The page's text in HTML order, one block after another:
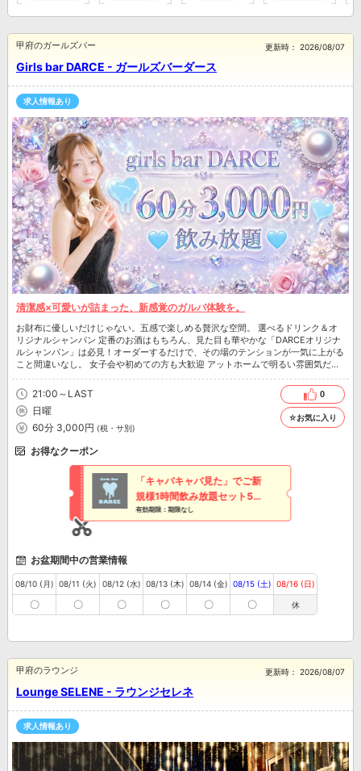
Girls bar DARCE - ガールズバーダース
甲府のガールズバー 更新時： 2026/08/07
求人情報あり
清潔感×可愛いが詰まった、新感覚のガルバ体験を。
お財布に優しいだけじゃない。五感で楽しめる贅沢な空間。 選べるドリンク＆オ
リジナルシャンパン 定番のお酒はもちろん、見た目も華やかな「DARCEオリジナ
ルシャンパン」は必見！オーダーするだけで、その場のテンションが一気に上がる
こと間違いなし。 女子会や初めての方も大歓迎 アットホームで明るい雰囲気だか
ら、女子同士の飲み会や、 ガールズバーデビューの方にも最適です。 コスパ最強
の60分 豊富なドリンクメニューが飲み放題で3,000円。 時間を忘れて楽しめるラ
インナップを取り揃えています。 日常をちょっと楽しくする、新しい夜の遊び場
を覗いてみませんか？
21:00～LAST
日曜
60分 3,000円 (税・サ別)
0
☆お気に入り
お得なクーポン
「キャバキャバ見た」でご新
規様1時間飲み放題セット500
円引き
有効期限：期限なし
お盆期間中の営業情報
08/10 (月)
〇
08/11 (火)
〇
08/12 (水)
〇
08/13 (木)
〇
08/14 (金)
〇
08/15 (土)
〇
08/16 (日)
休
Lounge SELENE - ラウンジセレネ
甲府のラウンジ 更新時： 2026/08/07
求人情報あり